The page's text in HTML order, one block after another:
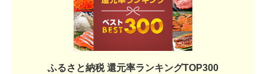
ふるさと納税 還元率ランキングTOP300